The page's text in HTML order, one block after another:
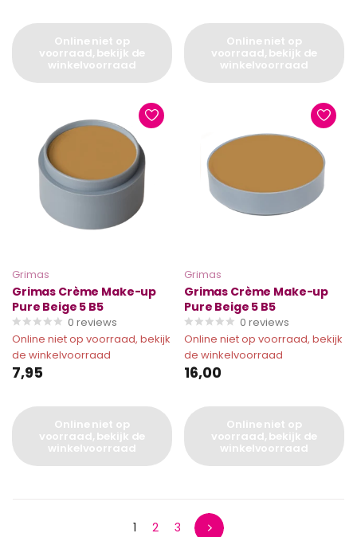
Online niet op
voorraad, bekijk de
winkelvoorraad
Online niet op
voorraad, bekijk de
winkelvoorraad
Grimas
Grimas Crème Make-up
Pure Beige 5 B5
0 reviews
Online niet op voorraad, bekijk
de winkelvoorraad
7,95
Online niet op
voorraad, bekijk de
winkelvoorraad
Grimas
Grimas Crème Make-up
Pure Beige 5 B5
0 reviews
Online niet op voorraad, bekijk
de winkelvoorraad
16,00
Online niet op
voorraad, bekijk de
winkelvoorraad
1 2 3